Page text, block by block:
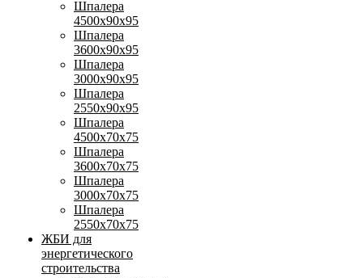
Шпалера
4500х90х95
Шпалера
3600х90х95
Шпалера
3000х90х95
Шпалера
2550х90х95
Шпалера
4500х70х75
Шпалера
3600х70х75
Шпалера
3000х70х75
Шпалера
2550х70х75
ЖБИ для
энергетического
строительства